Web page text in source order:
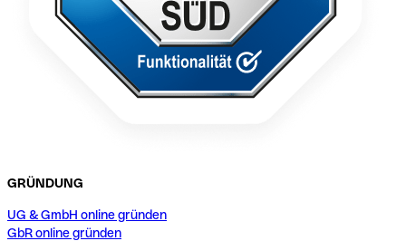
GRÜNDUNG
UG & GmbH online gründen
GbR online gründen